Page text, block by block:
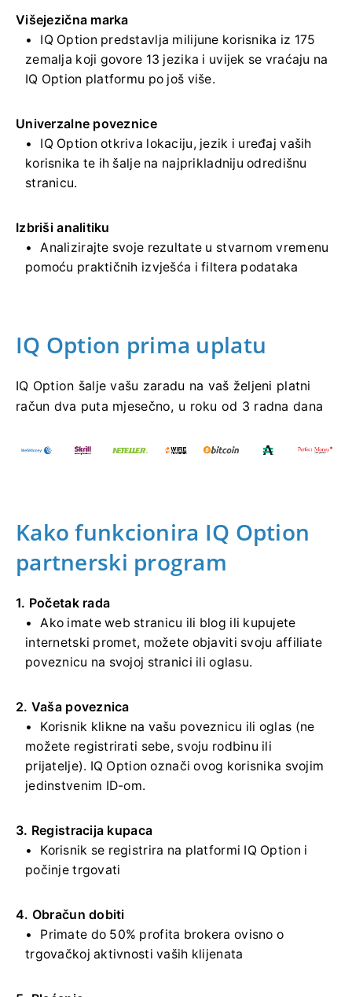
Višejezična marka
IQ Option predstavlja milijune korisnika iz 175
zemalja koji govore 13 jezika i uvijek se vraćaju na
IQ Option platformu po još više.
Univerzalne poveznice
IQ Option otkriva lokaciju, jezik i uređaj vaših
korisnika te ih šalje na najprikladniju odredišnu
stranicu.
Izbriši analitiku
Analizirajte svoje rezultate u stvarnom vremenu
pomoću praktičnih izvješća i filtera podataka
IQ Option prima uplatu
IQ Option šalje vašu zaradu na vaš željeni platni
račun dva puta mjesečno, u roku od 3 radna dana
Kako funkcionira IQ Option
partnerski program
1. Početak rada
Ako imate web stranicu ili blog ili kupujete
internetski promet, možete objaviti svoju affiliate
poveznicu na svojoj stranici ili oglasu.
2. Vaša poveznica
Korisnik klikne na vašu poveznicu ili oglas (ne
možete registrirati sebe, svoju rodbinu ili
prijatelje). IQ Option označi ovog korisnika svojim
jedinstvenim ID-om.
3. Registracija kupaca
Korisnik se registrira na platformi IQ Option i
počinje trgovati
4. Obračun dobiti
Primate do 50% profita brokera ovisno o
trgovačkoj aktivnosti vaših klijenata